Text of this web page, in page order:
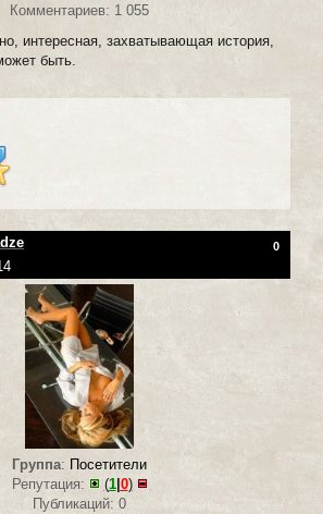
Комментариев: 1 055
интересная, захватывающая история,
быть.
0
Группа: Посетители
Репутация:
(1| 0)
Публикаций: 0